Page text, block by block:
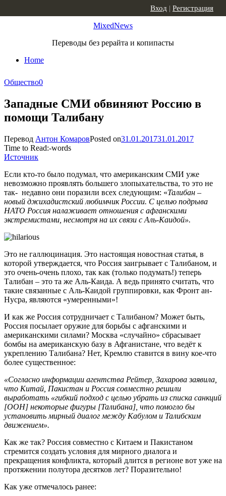
MixedNews
Переводы без рерайта и копипасты
Home
Вход | Регистрация
Общество0
Западные СМИ обвиняют Россию в
помощи Талибану
Перевод Антон КомаровPosted on31.01.201731.01.2017
Time to Read:-words
Источник
Если кто-то было подумал, что американским СМИ уже
невозможно проявлять большего злопыхательства, то это не
так- недавно они поразили всех следующим: «Талибан –
новый джихадистский любимчик России. С целью подрыва
НАТО Россия налаживает отношения с афганскими
экстремистами, несмотря на их связи с Аль-Каидой».
Это не галлюцинация. Это настоящая новостная статья, в
которой утверждается, что Россия заигрывает с Талибаном, и
это очень-очень плохо, так как (только подумать!) теперь
Талибан – это та же Аль-Каида. А ведь принято считать, что
такие связанные с Аль-Каидой группировки, как Фронт ан-
Нусра, являются «умеренными»!
И как же Россия сотрудничает с Талибаном? Может быть,
Россия посылает оружие для борьбы с афганскими и
американскими силами? Москва «случайно» сбрасывает
бомбы на американскую базу в Афганистане, что ведёт к
укреплению Талибана? Нет, Кремлю ставится в вину кое-что
более существенное:
«Согласно информации агентства Рейтер, Захарова заявила,
что Китай, Пакистан и Россия совместно решили
выработать «гибкий подход с целью убрать из списка санкций
[ООН] некоторые фигуры [Талибана], что помогло бы
установить мирный диалог между Кабулом и Талибским
движением».
Как же так? Россия совместно с Китаем и Пакистаном
стремится создать условия для мирного диалога и
прекращения конфликта, который длится в регионе вот уже на
протяжении полутора десятков лет? Поразительно!
Как уже отмечалось ранее: